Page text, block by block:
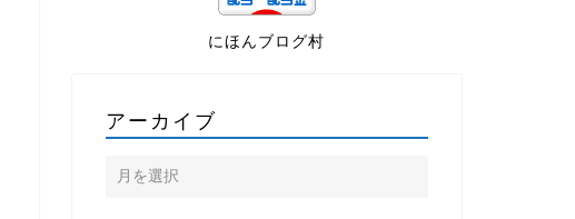
にほんブログ村
アーカイブ